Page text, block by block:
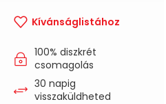
Kívánságlistához
100% diszkrét
csomagolás
30 napig
visszaküldheted